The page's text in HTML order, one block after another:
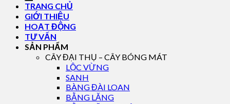
TRANG CHỦ
GIỚI THIỆU
HOẠT ĐỘNG
TƯ VẤN
SẢN PHẨM
CÂY ĐẠI THỤ – CÂY BÓNG MÁT
LỘC VỪNG
SANH
BÀNG ĐÀI LOAN
BẰNG LĂNG